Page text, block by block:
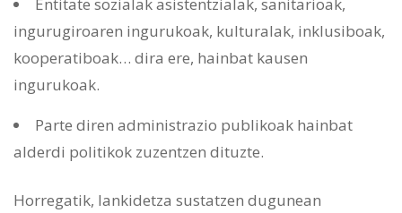
ingurugiroaren ingurukoak, kulturalak, inklusiboak,
kooperatiboak… dira ere, hainbat kausen
ingurukoak.
Parte diren administrazio publikoak hainbat
alderdi politikok zuzentzen dituzte.
Horregatik, lankidetza sustatzen dugunean